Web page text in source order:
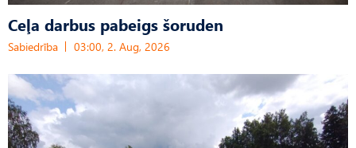
Ceļa darbus pabeigs šoruden
Sabiedrība 03:00, 2. Aug, 2026